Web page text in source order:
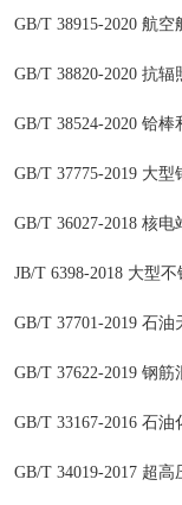
GB/T 38915-2020 航
GB/T 38820-2020 抗辐
GB/T 38524-2020 铪棒
GB/T 37775-2019 大
GB/T 36027-2018 核
JB/T 6398-2018 大型
GB/T 37701-2019 石
GB/T 37622-2019 钢
GB/T 33167-2016 石
GB/T 34019-2017 超高